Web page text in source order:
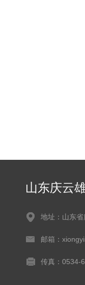
山东庆云
地址：山东
邮箱：
传真：0534-